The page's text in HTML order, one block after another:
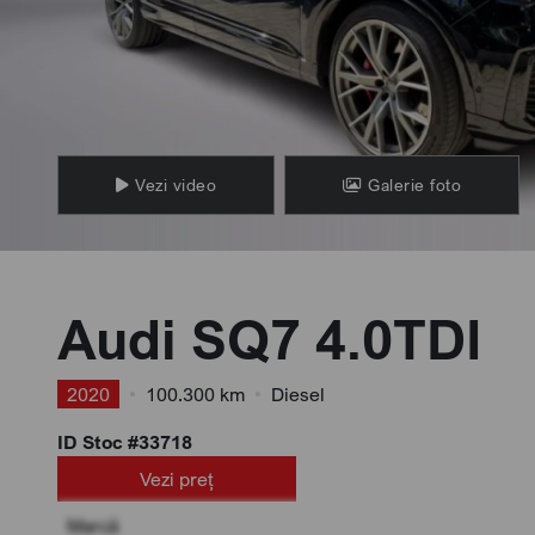
Vezi video Galerie foto
Audi SQ7 4.0TDI
2020 100.300 km
Diesel
ID Stoc #33718
Vezi preț
Marcă